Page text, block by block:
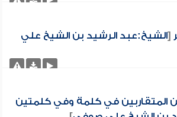
[الشيخ:عبد الرشيد بن الشيخ علي
المتقاربين في كلمة وفي كلمتين